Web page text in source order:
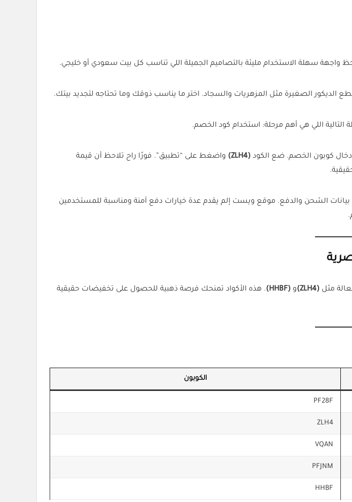
واجهة سهلة الاستخدام مليئة بالتصاميم الجميلة اللي تناسب كل بيت سعودي أو خليجي.
الديكور الصغيرة مثل المزهريات والسجاد. اختر ما يناسب ذوقك وما تحتاجه لتجديد بيتك.
التالية اللي هي أهم مرحلة: استخدام كود الخصم.
كوبون الخصم. ضع الكود (
ZLH4
) واضغط على “تطبيق”. فورًا راح تلاحظ أن قيمة
الشحن والدفع. موقع ويست إلم يقدم عدة خيارات دفع آمنة ومناسبة للمستخدمين
مثل (
ZLH4
)و (
HHBF
). هذه الأكواد تمنحك فرصة ذهبية للحصول على تخفيضات حقيقية
الكوبون
PF28F
ZLH4
VQAN
PFJNM
HHBF